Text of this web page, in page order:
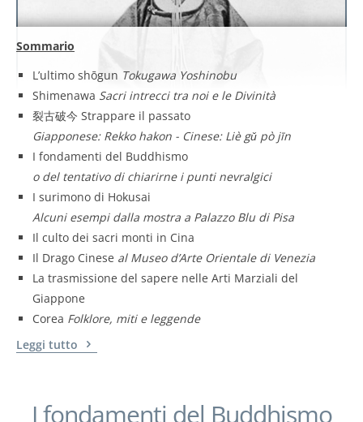
Sommario
L’ultimo shōgun Tokugawa Yoshinobu
Shimenawa Sacri intrecci tra noi e le Divinità
裂古破今 Strappare il passato
Giapponese: Rekko hakon - Cinese: Liè gǔ pò jīn
I fondamenti del Buddhismo
o del tentativo di chiarirne i punti nevralgici
I surimono di Hokusai
Alcuni esempi dalla mostra a Palazzo Blu di Pisa
Il culto dei sacri monti in Cina
Il Drago Cinese al Museo d’Arte Orientale di Venezia
La trasmissione del sapere nelle Arti Marziali del
Giappone
Corea Folklore, miti e leggende
Leggi tutto
I fondamenti del Buddhismo